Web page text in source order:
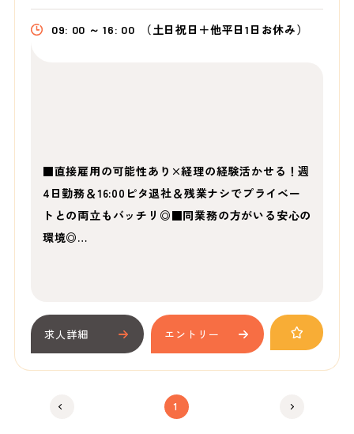
09: 00 ～ 16: 00 （土日祝日＋他平日1日お休み）
■直接雇用の可能性あり×経理の経験活かせる！週
4日勤務＆16:00ピタ退社＆残業ナシでプライベー
トとの両立もバッチリ◎■同業務の方がいる安心の
環境◎…
求人詳細 エントリー
1